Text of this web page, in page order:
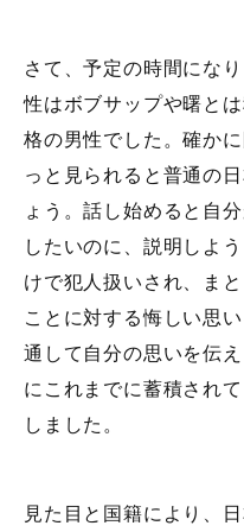
さて、予定の時間にな
性はボブサップや曙と
格の男性でした。確か
っと見られると普通の
ょう。話し始めると自
したいのに、説明しよ
けで犯人扱いされ、ま
ことに対する悔しい思
通して自分の思いを伝
にこれまでに蓄積され
しました。
見た目と国籍により、